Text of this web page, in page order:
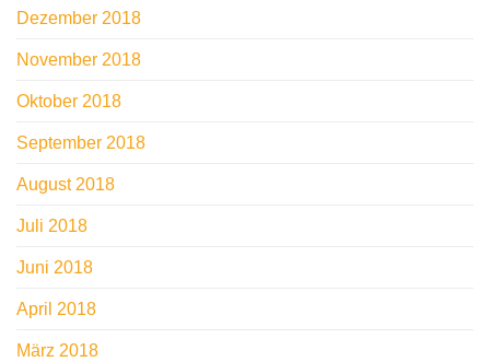
Dezember 2018
November 2018
Oktober 2018
September 2018
August 2018
Juli 2018
Juni 2018
April 2018
März 2018